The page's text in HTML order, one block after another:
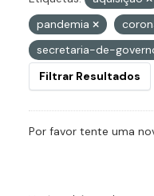
pandemia
secretaria-de-
Filtrar Resultados
Por favor tente uma